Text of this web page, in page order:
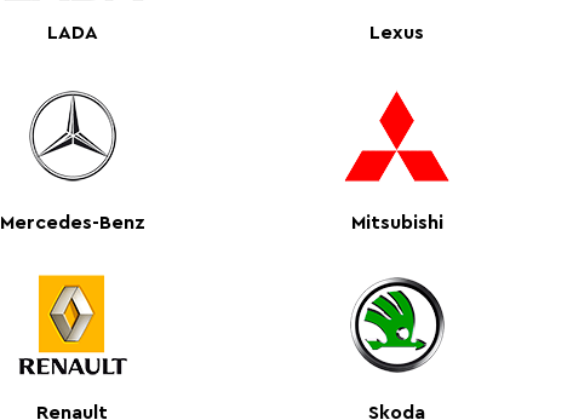
LADA Lexus
Mercedes-Benz Mitsubishi
Renault Skoda